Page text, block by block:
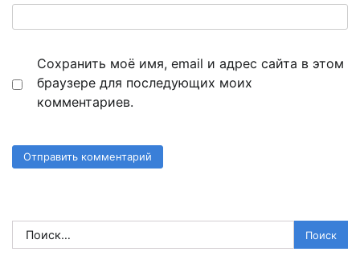
Сохранить моё имя, email и адрес сайта в этом
браузере для последующих моих
комментариев.
Найти: